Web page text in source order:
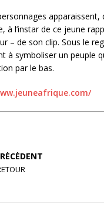
à l’instar de ce jeune
– de son clip. Sous le
à symboliser un peuple
par le bas.
ar
ta